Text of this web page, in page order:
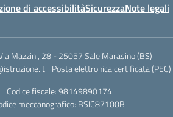
di accessibilitàSicurezzaNote legali
Mazzini, 28 - 25057 Sale Marasino (BS)
Posta elettronica certificata (PEC):
Codice fiscale: 98149890174
meccanografico: BSIC87100B